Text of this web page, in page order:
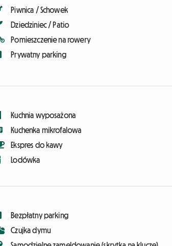
Piwnica / Schowek
Dziedziniec / Patio
Pomieszczenie na rowery
Prywatny parking
Kuchnia wyposażona
Kuchenka mikrofalowa
Ekspres do kawy
Lodówka
Bezpłatny parking
Czujka dymu